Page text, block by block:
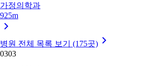
가정의학과
925m
병원 전체 목록 보기 (175곳)
0303